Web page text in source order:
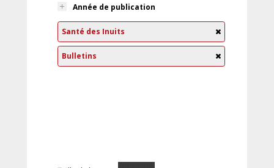
Année de publication
Santé des Inuits
Bulletins